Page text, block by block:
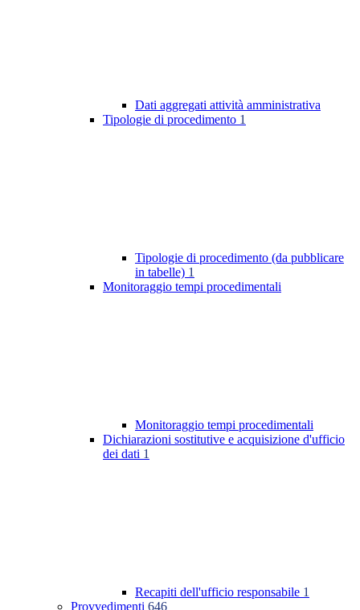
Dati aggregati attività amministrativa
Tipologie di procedimento 1
Tipologie di procedimento (da pubblicare
in tabelle) 1
Monitoraggio tempi procedimentali
Monitoraggio tempi procedimentali
Dichiarazioni sostitutive e acquisizione d'ufficio
dei dati 1
Recapiti dell'ufficio responsabile 1
Provvedimenti 646